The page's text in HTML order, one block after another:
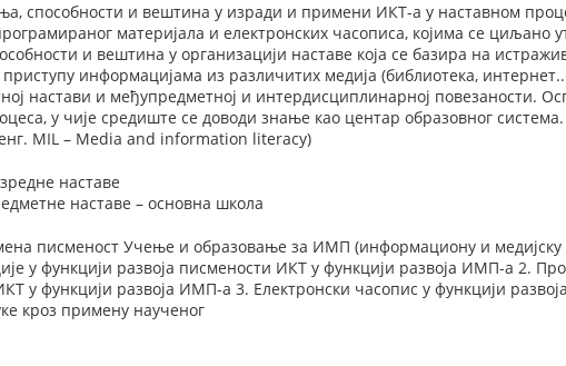
способности и вештина у изради и примени ИКТ-а у наставном
материјала и електронских часописа, којима се
и вештина у организацији наставе која се базира на
информацијама из различитих медија (библиотека,
настави и међупредметној и интердисциплинарној повезаности.
у чије средиште се доводи знање као центар образовног
MIL – Media and information literacy)
наставе
наставе – основна школа
писменост Учење и образовање за ИМП (информациону и
у функцији развоја писмености ИКТ у функцији развоја ИМП-а 2.
у функцији развоја ИМП-а 3. Електронски часопис у функцији
кроз примену наученог